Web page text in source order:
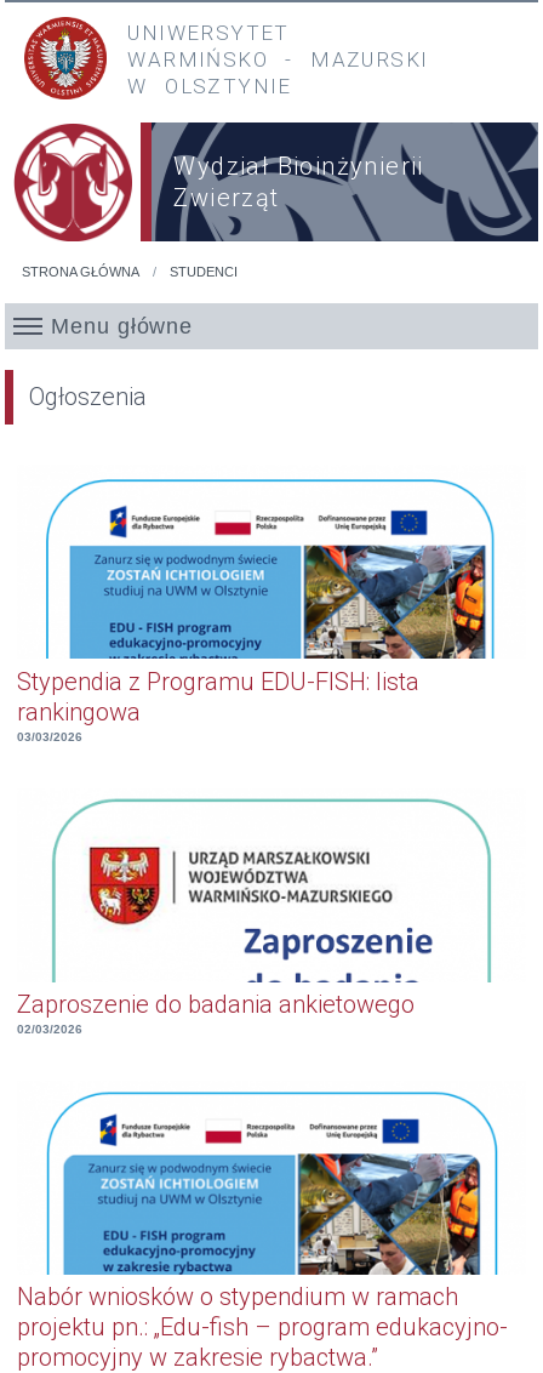
Przejdź do treści
Przejdź do menu głównego
UNIWERSYTET
WARMIŃSKO
- MAZURSKI
W OLSZTYNIE
Wydział Bioinżynierii
Zwierząt
STRONA GŁÓWNA STUDENCI
Menu główne
Ogłoszenia
Stypendia z Programu EDU-FISH: lista
rankingowa
03/03/2026
Zaproszenie do badania ankietowego
02/03/2026
Nabór wniosków o stypendium w ramach
projektu pn.: „Edu-fish – program edukacyjno-
promocyjny w zakresie rybactwa.”